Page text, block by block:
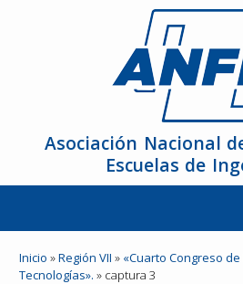
Asociación Nacional
Escuelas de
La ANFEI
Inicio »Región VII » «Cuarto Congreso
Tecnologías». » captura 3